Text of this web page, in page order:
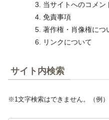
当サイトへのコメン
免責事項
著作権・肖像権につ
リンクについて
サイト内検索
※1文字検索はできません。（例